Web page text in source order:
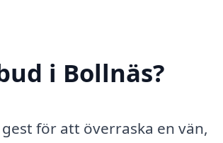
i Bollnäs?
för att överraska en vän,